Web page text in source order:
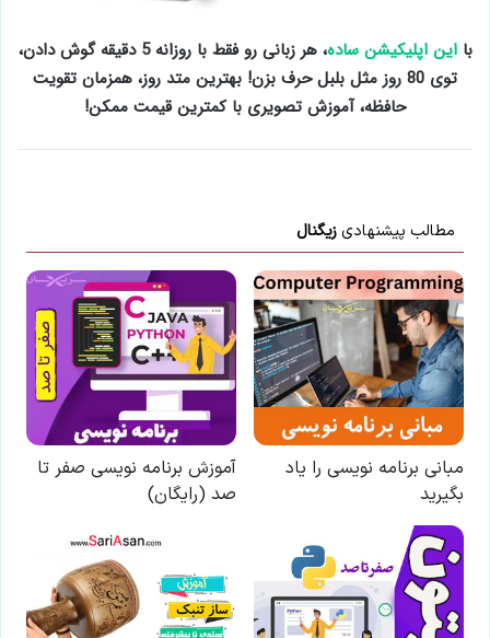
بااین اپلیکیشن ساده
، هر زبانی رو فقط با روزانه 5 دقیقه گوش دادن،
توی 80 روز مثل بلبل حرف بزن! بهترین متد روز، همزمان تقویت
حافظه، آموزش تصویری با کمترین قیمت ممکن!